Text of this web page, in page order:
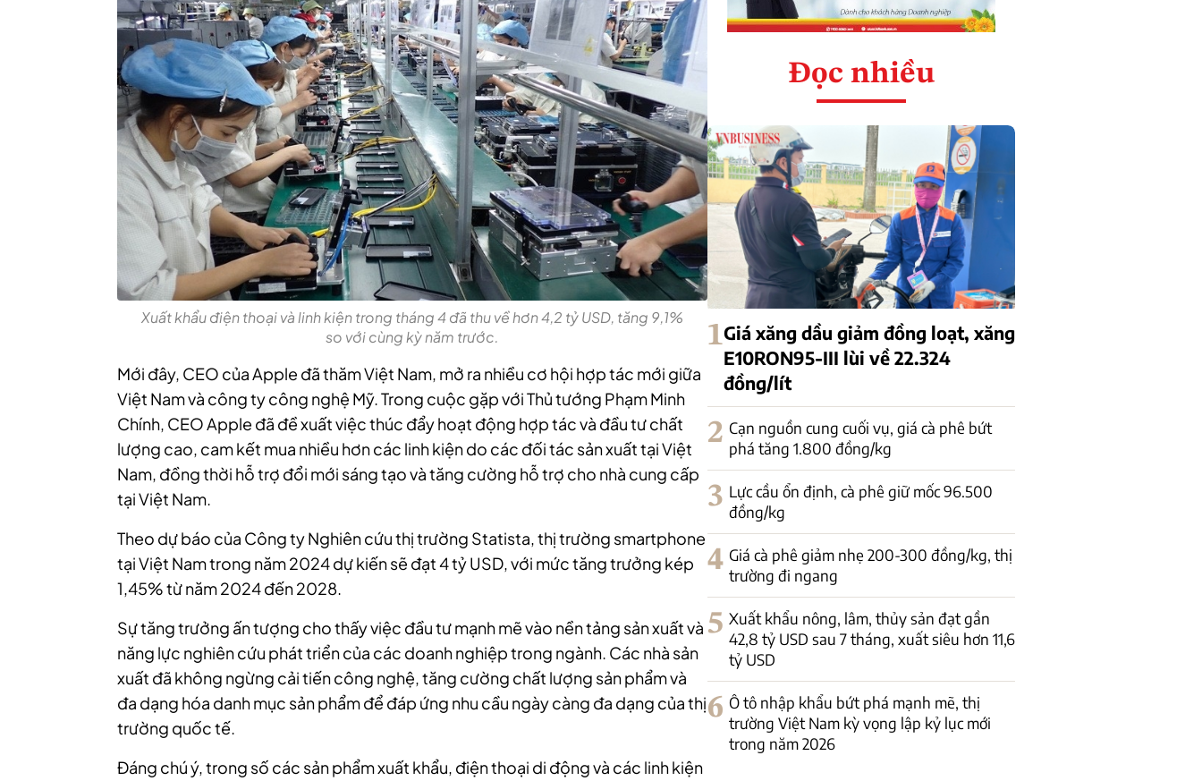
Xuất khẩu điện thoại và linh kiện trong tháng 4 đã thu về hơn 4,2 tỷ USD, tăng 9,1%
so với cùng kỳ năm trước.
Mới đây, CEO của Apple đã thăm Việt Nam, mở ra nhiều cơ hội hợp tác mới giữa
Việt Nam và công ty công nghệ Mỹ. Trong cuộc gặp với Thủ tướng Phạm Minh
Chính, CEO Apple đã đề xuất việc thúc đẩy hoạt động hợp tác và đầu tư chất
lượng cao, cam kết mua nhiều hơn các linh kiện do các đối tác sản xuất tại Việt
Nam, đồng thời hỗ trợ đổi mới sáng tạo và tăng cường hỗ trợ cho nhà cung cấp
tại Việt Nam.
Theo dự báo của Công ty Nghiên cứu thị trường Statista, thị trường smartphone
tại Việt Nam trong năm 2024 dự kiến sẽ đạt 4 tỷ USD, với mức tăng trưởng kép
1,45% từ năm 2024 đến 2028.
Sự tăng trưởng ấn tượng cho thấy việc đầu tư mạnh mẽ vào nền tảng sản xuất và
năng lực nghiên cứu phát triển của các doanh nghiệp trong ngành. Các nhà sản
xuất đã không ngừng cải tiến công nghệ, tăng cường chất lượng sản phẩm và
đa dạng hóa danh mục sản phẩm để đáp ứng nhu cầu ngày càng đa dạng của thị
trường quốc tế.
Đáng chú ý, trong số các sản phẩm xuất khẩu, điện thoại di động và các linh kiện
Đọc nhiều
1Giá xăng dầu giảm đồng loạt, xăng
E10RON95-III lùi về 22.324
đồng/lít
2 Cạn nguồn cung cuối vụ, giá cà phê bứt
phá tăng 1.800 đồng/kg
3 Lực cầu ổn định, cà phê giữ mốc 96.500
đồng/kg
4 Giá cà phê giảm nhẹ 200-300 đồng/kg, thị
trường đi ngang
5 Xuất khẩu nông, lâm, thủy sản đạt gần
42,8 tỷ USD sau 7 tháng, xuất siêu hơn 11,6
tỷ USD
6 Ô tô nhập khẩu bứt phá mạnh mẽ, thị
trường Việt Nam kỳ vọng lập kỷ lục mới
trong năm 2026